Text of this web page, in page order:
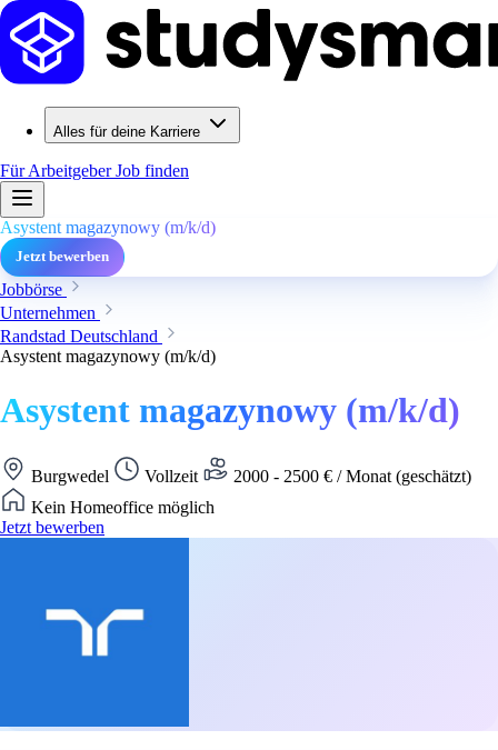
Alles für deine Karriere
Für ArbeitgeberJob finden
Asystent magazynowy (m/k/d)
Jetzt bewerben
Jobbörse
Unternehmen
Randstad Deutschland
Asystent magazynowy (m/k/d)
Asystent magazynowy (m/k/d)
Burgwedel Vollzeit
2000 - 2500 € / Monat (geschätzt)
Kein Homeoffice möglich
Jetzt bewerben